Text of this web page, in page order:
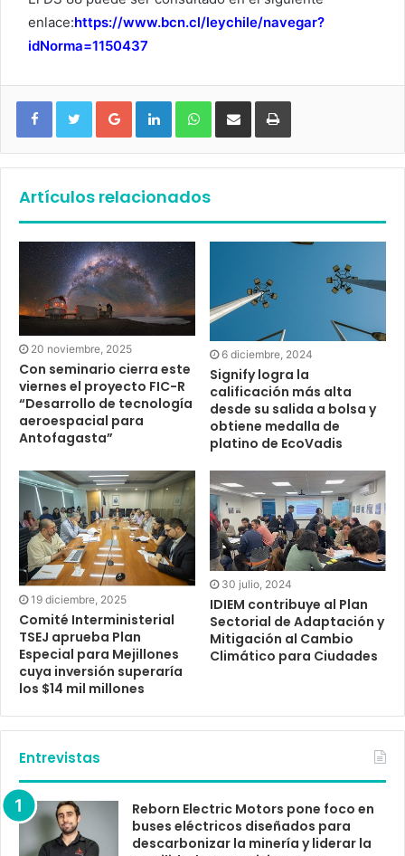
enlace:https://www.bcn.cl/leychile/navegar?
idNorma=1150437
Google+ LinkedIn WhatsApp
Artículos relacionados
20 noviembre, 2025
Con seminario cierra este
viernes el proyecto FIC-R
“Desarrollo de tecnología
aeroespacial para
Antofagasta”
6 diciembre, 2024
Signify logra la
calificación más alta
desde su salida a bolsa y
obtiene medalla de
platino de EcoVadis
19 diciembre, 2025
Comité Interministerial
TSEJ aprueba Plan
Especial para Mejillones
cuya inversión superaría
los $14 mil millones
30 julio, 2024
IDIEM contribuye al Plan
Sectorial de Adaptación y
Mitigación al Cambio
Climático para Ciudades
Entrevistas
Reborn Electric Motors pone foco en
buses eléctricos diseñados para
descarbonizar la minería y liderar la